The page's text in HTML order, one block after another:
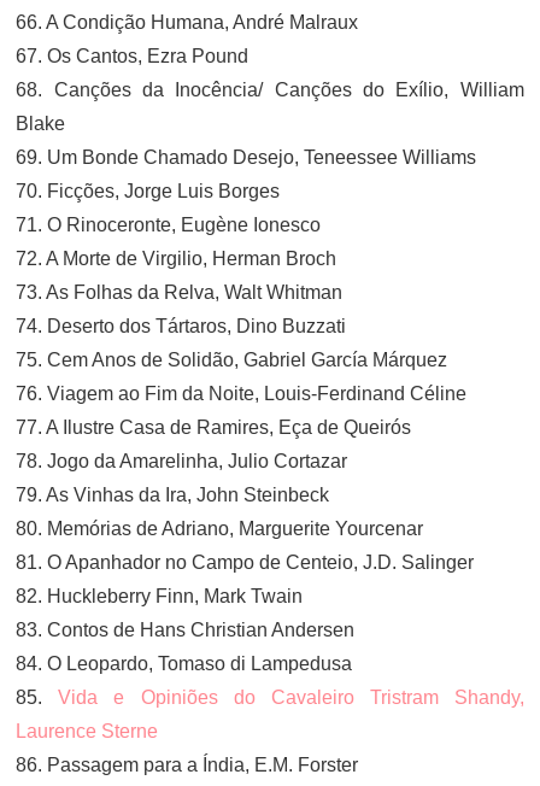
66. A Condição Humana, André Malraux
67. Os Cantos, Ezra Pound
68. Canções da Inocência/ Canções do Exílio, William
Blake
69. Um Bonde Chamado Desejo, Teneessee Williams
70. Ficções, Jorge Luis Borges
71. O Rinoceronte, Eugène Ionesco
72. A Morte de Virgilio, Herman Broch
73. As Folhas da Relva, Walt Whitman
74. Deserto dos Tártaros, Dino Buzzati
75. Cem Anos de Solidão, Gabriel García Márquez
76. Viagem ao Fim da Noite, Louis-Ferdinand Céline
77. A Ilustre Casa de Ramires, Eça de Queirós
78. Jogo da Amarelinha, Julio Cortazar
79. As Vinhas da Ira, John Steinbeck
80. Memórias de Adriano, Marguerite Yourcenar
81. O Apanhador no Campo de Centeio, J.D. Salinger
82. Huckleberry Finn, Mark Twain
83. Contos de Hans Christian Andersen
84. O Leopardo, Tomaso di Lampedusa
85.Vida e Opiniões do Cavaleiro Tristram Shandy,
Laurence Sterne
86. Passagem para a Índia, E.M. Forster